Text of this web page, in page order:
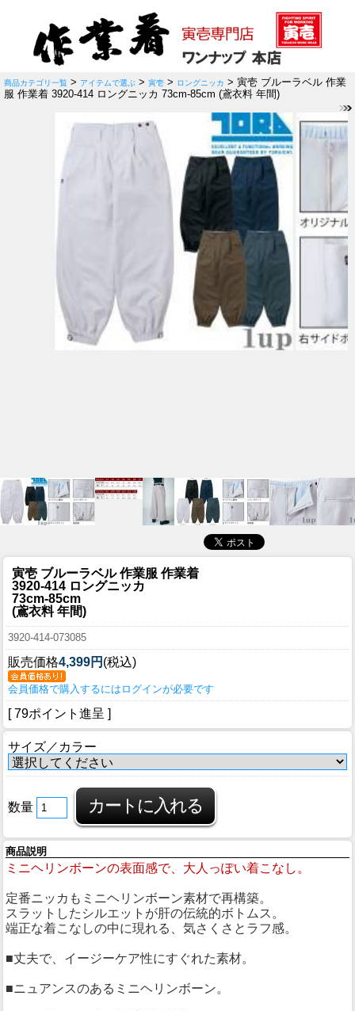
商品カテゴリ一覧 > アイテムで選ぶ > 寅壱 > ロングニッカ > 寅壱 ブルーラベル 作業
服 作業着 3920-414 ロングニッカ 73cm-85cm (鳶衣料 年間)
寅壱 ブルーラベル 作業服 作業着
3920-414 ロングニッカ
73cm-85cm
(鳶衣料 年間)
3920-414-073085
販売価格4,399円 (税込)
会員価格で購入するにはログインが必要です
[ 79ポイント進呈 ]
サイズ／カラー
数量
商品説明
ミニヘリンボーンの表面感で、大人っぽい着こなし。
定番ニッカもミニヘリンボーン素材で再構築。
スラットしたシルエットが肝の伝統的ボトムス。
端正な着こなしの中に現れる、気さくさとラフ感。
■丈夫で、イージーケア性にすぐれた素材。
■ニュアンスのあるミニヘリンボーン。